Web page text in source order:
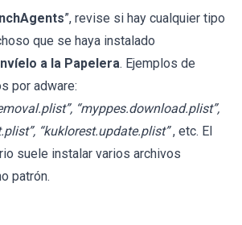
”, revise si hay cualquier tipo
que se haya instalado
a la Papelera. Ejemplos de
por adware:
“myppes.download.plist”,
“kuklorest.update.plist” , etc. El
suele instalar varios archivos
patrón.